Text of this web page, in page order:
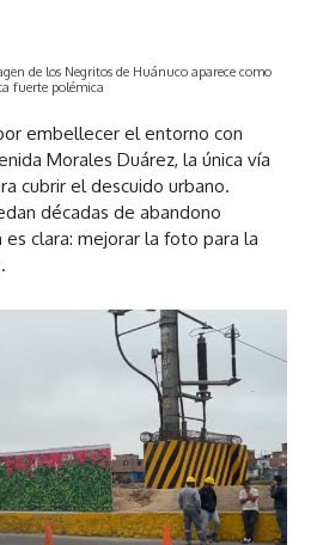
de los Negritos de Huánuco aparece como
fuerte polémica
embellecer el entorno con
Morales Duárez, la única vía
cubrir el descuido urbano.
décadas de abandono
clara: mejorar la foto para la